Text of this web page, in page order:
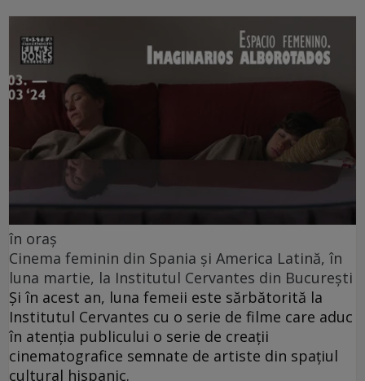
în oraș
Cinema feminin din Spania și America Latină, în
luna martie, la Institutul Cervantes din București
Și în acest an, luna femeii este sărbătorită la
Institutul Cervantes cu o serie de filme care aduc
în atenția publicului o serie de creații
cinematografice semnate de artiste din spațiul
cultural hispanic.